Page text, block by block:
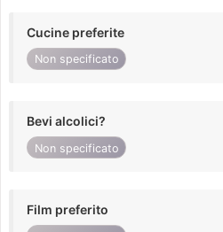
Cucine preferite
Non specificato
Bevi alcolici?
Non specificato
Film preferito